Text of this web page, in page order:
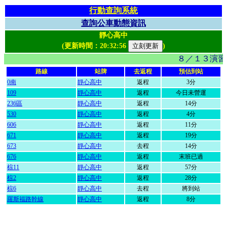
行動查詢系統
查詢公車動態資訊
靜心高中
(更新時間： 20:32:56 )
８／１３
路線 站牌 去返程
預估到站
0南
靜心高中 返程
3分
109
靜心高中 返程
今日未營運
236區
靜心高中 返程
14分
530
靜心高中 返程
4分
606
靜心高中 返程
11分
671
靜心高中 返程
19分
673
靜心高中 去程
14分
676
靜心高中 返程
末班已過
棕11
靜心高中 返程
57分
棕2
靜心高中 返程
28分
棕6
靜心高中 去程
將到站
羅斯福路幹線
靜心高中 返程 8分